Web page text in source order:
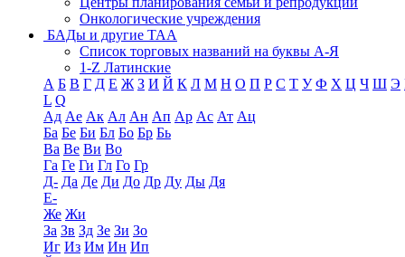
Онкологические учреждения
БАДы и другие ТАА
Список торговых названий на буквы А-Я
1-Z Латинские
А Б В Г Д Е Ж З И Й К Л М Н О П Р С Т У Ф Х Ц Ч Ш Э
L Q
Ад Ае Ак Ал Ан Ап Ар Ас Ат Ац
Ба Бе Би Бл Бо Бр Бь
Ва Ве Ви Во
Га Ге Ги Гл Го Гр
Д- Да Де Ди До Др Ду Ды Дя
Е-
Же Жи
За Зв Зд Зе Зи Зо
Иг Из Им Ин Ип